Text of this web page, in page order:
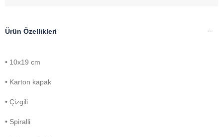
Ürün Özellikleri
• 10x19 cm
• Karton kapak
• Çizgili
• Spiralli